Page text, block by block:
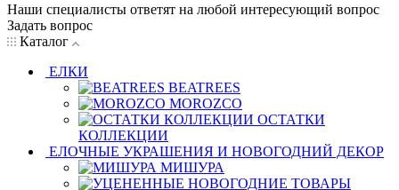
Наши специалисты ответят на любой интересующий вопрос
Задать вопрос
Каталог
ЕЛКИ
BEATREES
MOROZCO
ОСТАТКИ
КОЛЛЕКЦИИ
ЕЛОЧНЫЕ УКРАШЕНИЯ И НОВОГОДНИЙ ДЕКОР
МИШУРА